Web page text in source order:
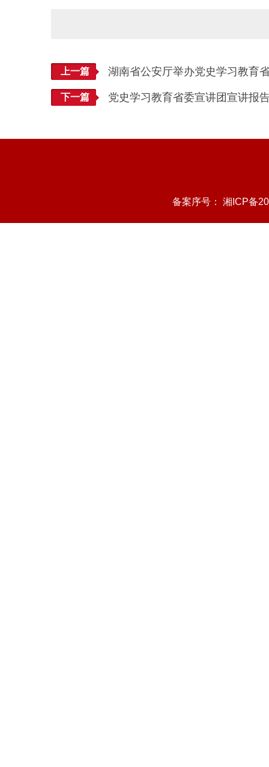
上一篇 湖南省公安厅举办党史学习教育
下一篇 党史学习教育省委宣讲团宣讲报
备案序号： 湘ICP备